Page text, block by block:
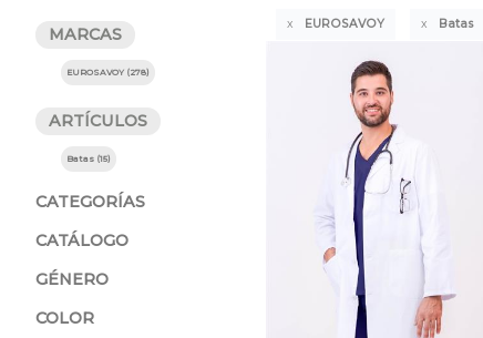
MARCAS
EUROSAVOY (278)
ARTÍCULOS
Batas (15)
CATEGORÍAS
CATÁLOGO
GÉNERO
COLOR
EUROSAVOY Batas